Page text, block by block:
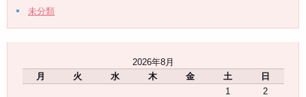
未分類
2026年8月
月
火 水 木 金 土
日
1
2